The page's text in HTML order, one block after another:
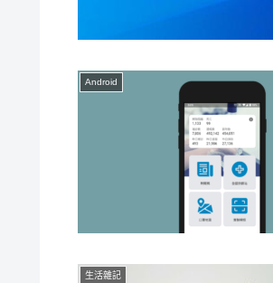
Android
生活雜記